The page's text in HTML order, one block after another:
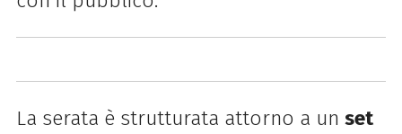
La serata è strutturata attorno a un set